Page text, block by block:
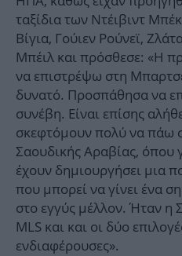
ταξίδια των Ντέιβιντ
Βίγια, Γούιεν Ρούνεϊ,
Μπέιλ και πρόσθεσε: «Η
να επιστρέψω στη
δυνατό. Προσπάθησα να
συνέβη. Είναι επίσης
σκεφτόμουν πολύ να πάω
Σαουδικής Αραβίας, όπου
έχουν δημιουργήσει μια
που μπορεί να γίνει ένα
στο εγγύς μέλλον. Ήταν η
MLS και και οι δύο
ενδιαφέρουσες».